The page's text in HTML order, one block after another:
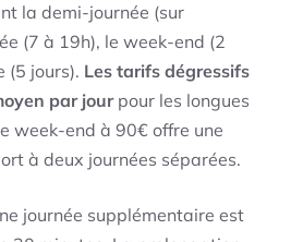
la demi-journée (sur
(7 à 19h), le week-end (2
(5 jours). Les tarifs dégressifs
par jourpour les longues
week-end à 90€ offre une
à deux journées séparées.
journée supplémentaire est